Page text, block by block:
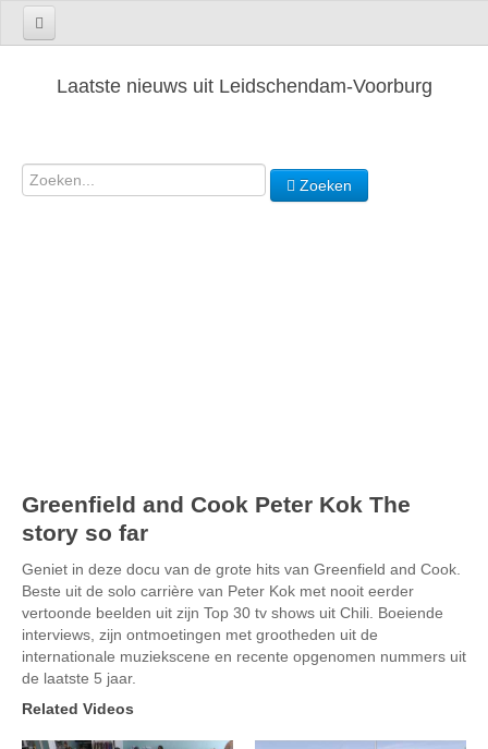
Laatste nieuws uit Leidschendam-Voorburg
Zoeken
Greenfield and Cook Peter Kok The
story so far
Geniet in deze docu van de grote hits van Greenfield and Cook.
Beste uit de solo carrière van Peter Kok met nooit eerder
vertoonde beelden uit zijn Top 30 tv shows uit Chili. Boeiende
interviews, zijn ontmoetingen met grootheden uit de
internationale muziekscene en recente opgenomen nummers uit
de laatste 5 jaar.
Related Videos